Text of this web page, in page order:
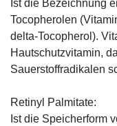
Ist die Bezeichnung
Tocopherolen
delta-Tocopherol).
Hautschutzvitamin,
Sauerstoffradikalen
Retinyl Palmitate:
Ist die Speicherform